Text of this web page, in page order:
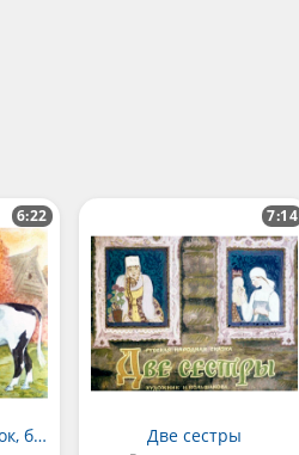
Бычок чёрный бочок, белые копытца
6:22
Две сестры
7:14